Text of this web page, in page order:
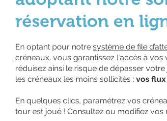
réservation en
En optant pour notre système de file
créneaux, vous garantissez l'accès à
réduisez ainsi le risque de dépasser
les créneaux les moins sollicités : vos
En quelques clics, paramétrez vos
tour est joué ! Consultez ou modifiez vos